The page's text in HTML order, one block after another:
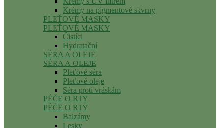
Krémy na pigmentové skvrny
PLEŤOVÉ MASKY
PLEŤOVÉ MASKY
Čistící
Hydratační
SÉRA A OLEJE
SÉRA A OLEJE
Pleťové séra
Pleťové oleje
Séra proti vráskám
PÉČE O RTY
PÉČE O RTY
Balzámy
Lesky